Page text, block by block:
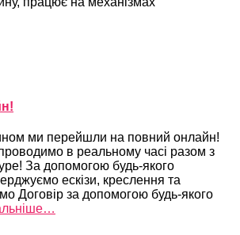
ми перейшли на повний онлайн!
в реальному часі разом з
За допомогою будь-якого
ескізи, креслення та
Договір за допомогою будь-якого